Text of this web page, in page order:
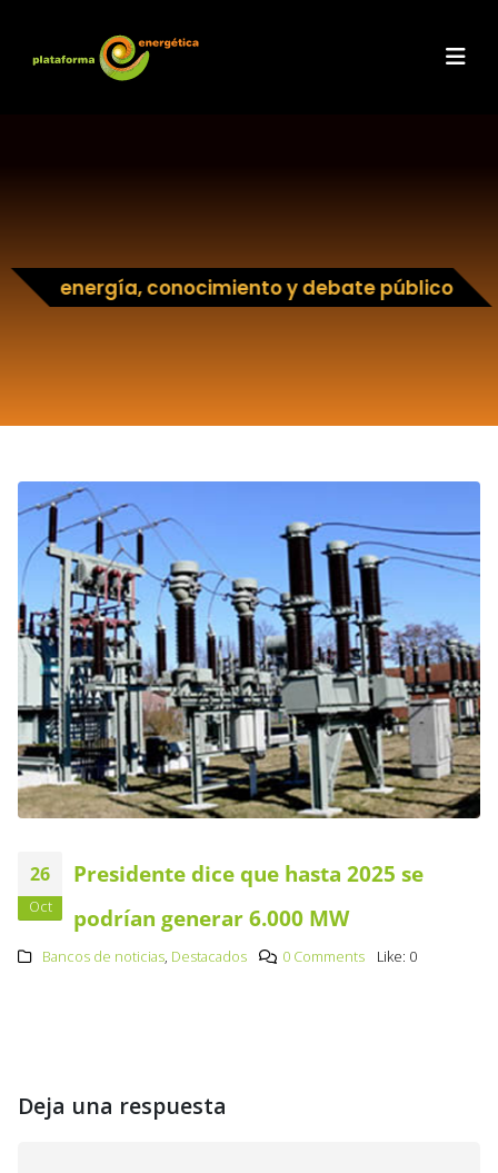
energía, conocimiento y debate público
26
Oct
Presidente dice que hasta 2025 se
podrían generar 6.000 MW
Bancos de noticias, Destacados 0 Comments Like: 0
Deja una respuesta